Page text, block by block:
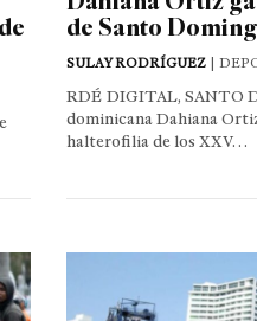
de Santo
SULAY RODRÍGUEZ|
RDÉ DIGITAL, SANTO
dominicana Dahiana
halterofilia de los XXV…